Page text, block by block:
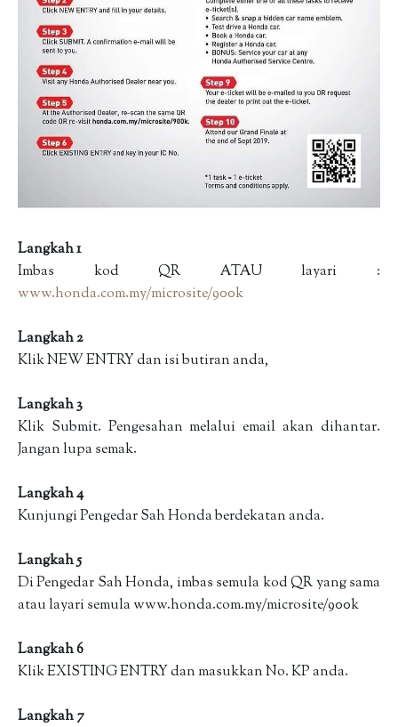
Langkah 1
Imbas kod QR ATAU layari :
www.honda.com.my/microsite/900k
Langkah 2
Klik NEW ENTRY dan isi butiran anda,
Langkah 3
Klik Submit. Pengesahan melalui email akan dihantar.
Jangan lupa semak.
Langkah 4
Kunjungi Pengedar Sah Honda berdekatan anda.
Langkah 5
Di Pengedar Sah Honda, imbas semula kod QR yang sama
atau layari semula www.honda.com.my/microsite/900k
Langkah 6
Klik EXISTING ENTRY dan masukkan No. KP anda.
Langkah 7